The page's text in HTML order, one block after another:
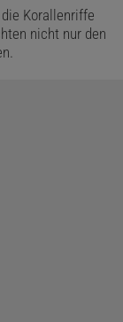
Korallenriffe
nicht nur den